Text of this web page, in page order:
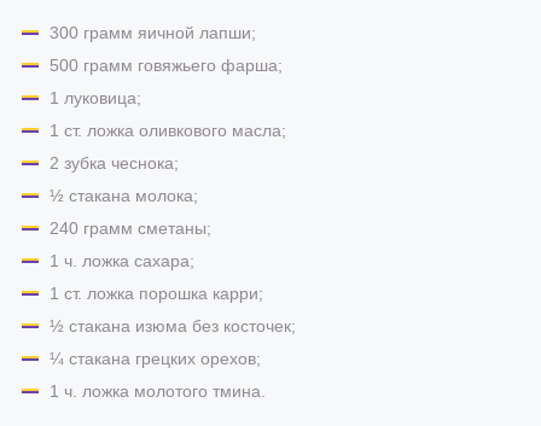
300 грамм яичной лапши;
500 грамм говяжьего фарша;
1 луковица;
1 ст. ложка оливкового масла;
2 зубка чеснока;
½ стакана молока;
240 грамм сметаны;
1 ч. ложка сахара;
1 ст. ложка порошка карри;
½ стакана изюма без косточек;
¼ стакана грецких орехов;
1 ч. ложка молотого тмина.